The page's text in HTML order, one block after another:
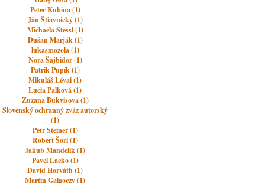
Peter Kubina (1)
Ján Štiavnický (1)
Michaela Stessl (1)
Dušan Marják (1)
lukasmozola (1)
Nora Šajbidor (1)
Patrik Pupík (1)
Mikuláš Lévai (1)
Lucia Palková (1)
Zuzana Bukvisova (1)
Slovenský ochranný zväz autorský
(1)
Petr Steiner (1)
Robert Šorl (1)
Jakub Mandelík (1)
Pavel Lacko (1)
David Horváth (1)
Martin Galgoczy (1)